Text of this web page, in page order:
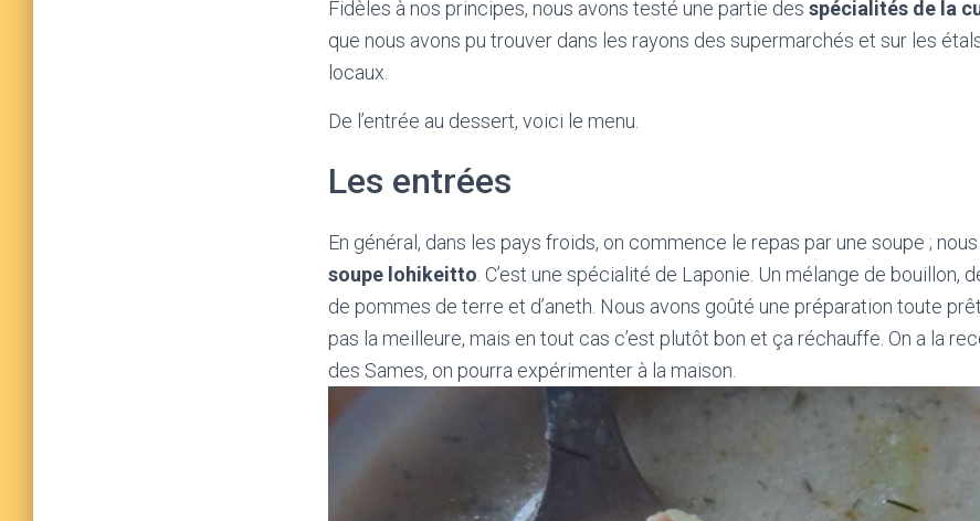
Fidèles à nos principes, nous avons testé une partie des spécialités de la
que nous avons pu trouver dans les rayons des supermarchés et sur les
locaux.
De l’entrée au dessert, voici le menu.
Les entrées
En général, dans les pays froids, on commence le repas par une soupe ;
soupe lohikeitto . C’est une spécialité de Laponie. Un mélange de bouillon,
de pommes de terre et d’aneth. Nous avons goûté une préparation toute
pas la meilleure, mais en tout cas c’est plutôt bon et ça réchauffe. On a la
des Sames, on pourra expérimenter à la maison.